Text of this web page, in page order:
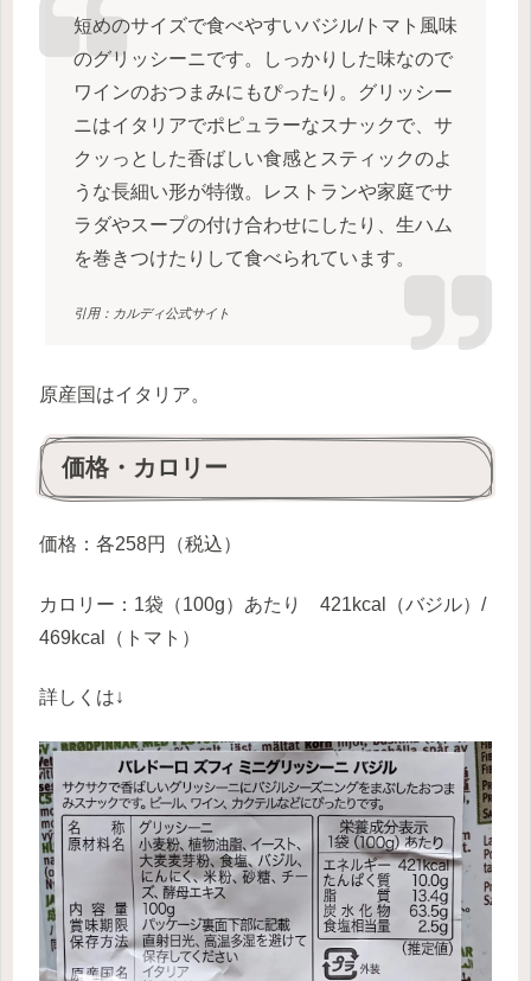
短めのサイズで食べやすいバジル/トマト風味
のグリッシーニです。しっかりした味なので
ワインのおつまみにもぴったり。グリッシー
ニはイタリアでポピュラーなスナックで、サ
クッっとした香ばしい食感とスティックのよ
うな長細い形が特徴。レストランや家庭でサ
ラダやスープの付け合わせにしたり、生ハム
を巻きつけたりして食べられています。
引用：カルディ公式サイト
原産国はイタリア。
価格・カロリー
価格：各258円（税込）
カロリー：1袋（100g）あたり 421kcal（バジル）/
469kcal（トマト）
詳しくは↓